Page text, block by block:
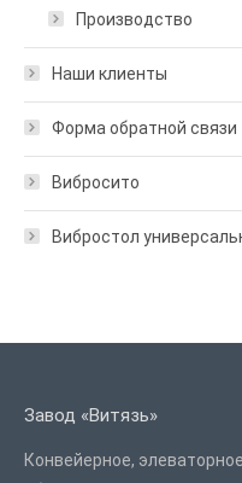
Производство
Наши клиенты
Форма обратной связи
Вибросито
Вибростол
Завод «Витязь»
Конвейерное,